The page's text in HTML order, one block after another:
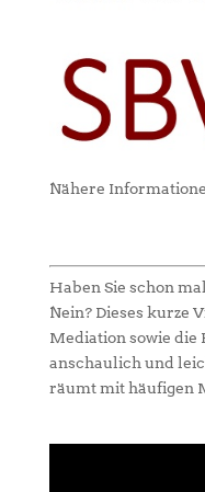
Nähere
Haben Sie schon
Nein? Dieses kurze
Mediation sowie die
anschaulich und
räumt mit häufigen